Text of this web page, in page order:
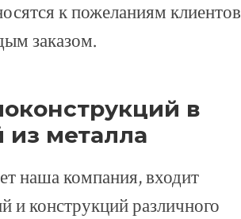
к пожеланиям клиентов
заказом.
в
из металла
наша компания, входит
и конструкций различного